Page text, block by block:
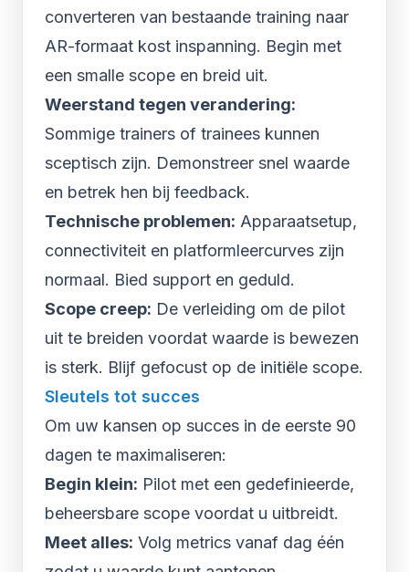
converteren van bestaande training naar
AR-formaat kost inspanning. Begin met
een smalle scope en breid uit.
Weerstand tegen verandering:
Sommige trainers of trainees kunnen
sceptisch zijn. Demonstreer snel waarde
en betrek hen bij feedback.
Technische problemen: Apparaatsetup,
connectiviteit en platformleercurves zijn
normaal. Bied support en geduld.
Scope creep: De verleiding om de pilot
uit te breiden voordat waarde is bewezen
is sterk. Blijf gefocust op de initiële scope.
Sleutels tot succes
Om uw kansen op succes in de eerste 90
dagen te maximaliseren:
Begin klein: Pilot met een gedefinieerde,
beheersbare scope voordat u uitbreidt.
Meet alles: Volg metrics vanaf dag één